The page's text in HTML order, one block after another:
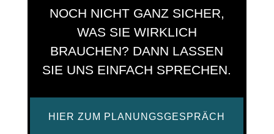
NOCH NICHT GANZ SICHER,
WAS SIE WIRKLICH
BRAUCHEN? DANN LASSEN
SIE UNS EINFACH SPRECHEN.
HIER ZUM PLANUNGSGESPRÄCH